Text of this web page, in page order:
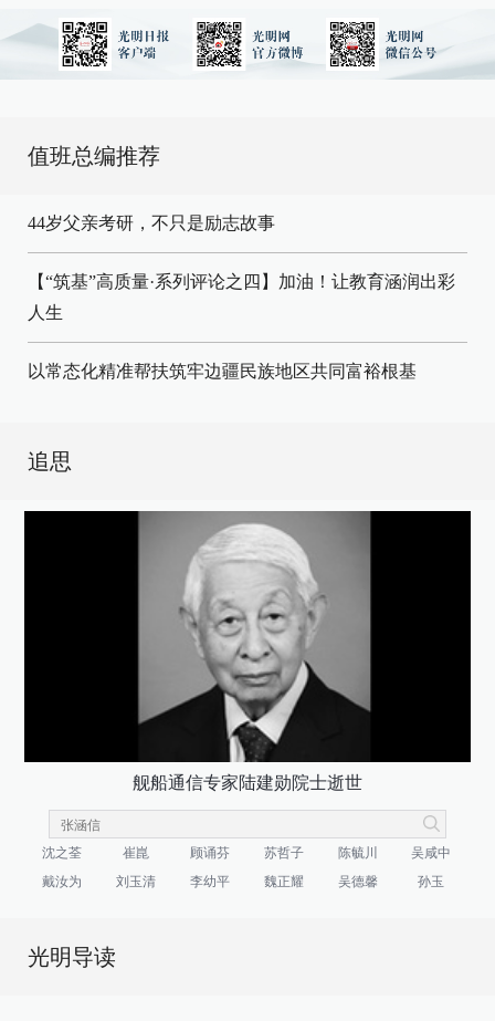
值班总编推荐
44岁父亲考研，不只是励志故事
【“筑基”高质量·系列评论之四】加油！让教育涵润出彩
人生
以常态化精准帮扶筑牢边疆民族地区共同富裕根基
追思
舰船通信专家陆建勋院士逝世
沈之荃 崔崑 顾诵芬 苏哲子 陈毓川
吴咸中
戴汝为
刘玉清 李幼平 魏正耀 吴德馨 孙玉
光明导读